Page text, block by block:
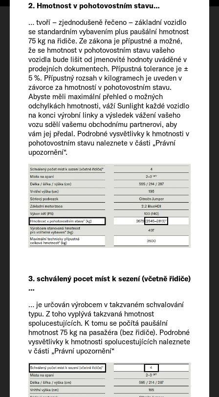
2. Hmotnost v pohotovostním stavu…
… tvoří – zjednodušeně řečeno – základní vozidlo
se standardním vybavením plus paušální hmotnost
75 kg na řidiče. Ze zákona je přípustné a možné,
že se hmotnost v pohotovostním stavu vašeho
vozidla bude lišit od jmenovité hodnoty uváděné v
prodejních dokumentech. Přípustná tolerance je ±
5 %. Přípustný rozsah v kilogramech je uveden v
závorce za hmotností v pohotovostním stavu.
Abyste měli maximální přehled o možných
odchylkách hmotnosti, váží Sunlight každé vozidlo
na konci výrobní linky a výsledek vážení vašeho
vozu sdělí vašemu obchodnímu partnerovi, aby
vám jej předal. Podrobné vysvětlivky k hmotnosti v
pohotovostním stavu naleznete v části „Právní
upozornění“.
3. schválený pocet míst k sezení (včetně řidiče)
…
… je určován výrobcem v takzvaném schvalování
typu. Z toho vyplývá takzvaná hmotnost
spolucestujících. K tomu se počítá paušální
hmotnost 75 kg na pasažéra (bez řidiče). Podrobné
vysvětlivky k hmotnosti spolucestujících naleznete
v části „Právní upozornění“
Konfigurovat
Termín prohlídky
Wishlist
Vozidlo
Délka/šířka/výška
541 / 205 / 261 / 281 OPT cm
Vnitřní výška
190
Schválená místa k sezení (včetně řidiče)
Fiat Ducato / 2.2 / 103 (140)
Hmotnost v pohotovostním stavu* (kg)
2716 (2580 to 2852)*
Hmotnost stanovená výrobcem pro
volitelné vybavení* (kg)
439